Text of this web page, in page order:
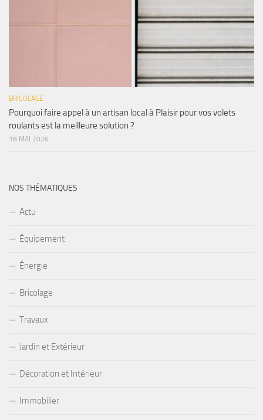
BRICOLAGE
Pourquoi faire appel à un artisan local à Plaisir pour vos volets
roulants est la meilleure solution ?
18 MAI 2026
NOS THÉMATIQUES
Actu
Équipement
Énergie
Bricolage
Travaux
Jardin et Extérieur
Décoration et Intérieur
Immobilier